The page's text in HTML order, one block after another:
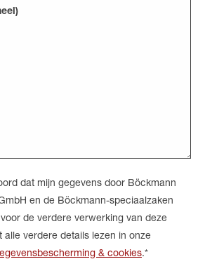
dat mijn gegevens door Böckmann
en de Böckmann-speciaalzaken
de verdere verwerking van deze
alle verdere details lezen in onze
& cookies.*